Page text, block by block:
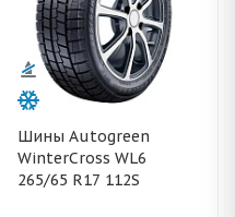
Шины Autogreen
WinterCross WL6
265/65 R17 112S